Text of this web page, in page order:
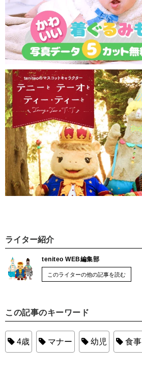
ライター紹介
teniteo WEB編集部
このライターの他の記事を読む
この記事のキーワード
4歳 マナー 幼児 食事